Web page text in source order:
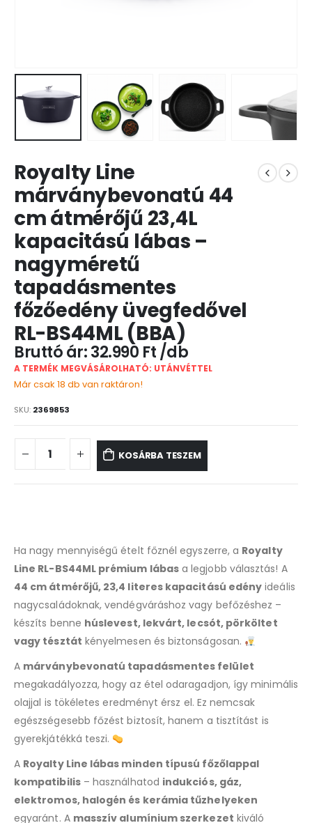
Royalty Line
márványbevonatú 44
cm átmérőjű 23,4L
kapacitású lábas –
nagyméretű
tapadásmentes
főzőedény üvegfedővel
RL-BS44ML (BBA)
32.990 Ft
A TERMÉK MEGVÁSÁROLHATÓ: UTÁNVÉTTEL
Már csak 18 db van raktáron!
SKU: 2369853
KOSÁRBA TESZEM
Ha nagy mennyiségű ételt főznél egyszerre, a Royalty
Line RL-BS44ML prémium lábasa legjobb választás! A
44 cm átmérőjű, 23,4 literes kapacitású edény ideális
nagycsaládoknak, vendégváráshoz vagy befőzéshez –
készíts benne húslevest, lekvárt, lecsót, pörköltet
vagy tésztát kényelmesen és biztonságosan.
A márványbevonatú tapadásmentes felület
megakadályozza, hogy az étel odaragadjon, így minimális
olajjal is tökéletes eredményt érsz el. Ez nemcsak
egészségesebb főzést biztosít, hanem a tisztítást is
gyerekjátékká teszi.
A Royalty Line lábas minden típusú főzőlappal
kompatibilis– használhatod indukciós, gáz,
elektromos, halogén és kerámia tűzhelyeken
egyaránt. A masszív alumínium szerkezet kiváló